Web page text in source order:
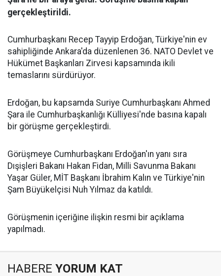
gerçekleştirildi.
Cumhurbaşkanı Recep Tayyip Erdoğan, Türkiye'nin ev
sahipliğinde Ankara'da düzenlenen 36. NATO Devlet ve
Hükümet Başkanları Zirvesi kapsamında ikili
temaslarını sürdürüyor.
Erdoğan, bu kapsamda Suriye Cumhurbaşkanı Ahmed
Şara ile Cumhurbaşkanlığı Külliyesi'nde basına kapalı
bir görüşme gerçekleştirdi.
Görüşmeye Cumhurbaşkanı Erdoğan'ın yanı sıra
Dışişleri Bakanı Hakan Fidan, Milli Savunma Bakanı
Yaşar Güler, MİT Başkanı İbrahim Kalın ve Türkiye'nin
Şam Büyükelçisi Nuh Yılmaz da katıldı.
Görüşmenin içeriğine ilişkin resmi bir açıklama
yapılmadı.
HABERE YORUM KAT